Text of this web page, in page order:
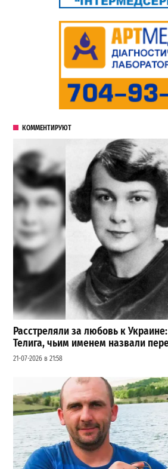
КОММЕНТИРУЮТ
Расстреляли за любовь к
Телига, чьим именем назвали
21-07-2026 в 21:58